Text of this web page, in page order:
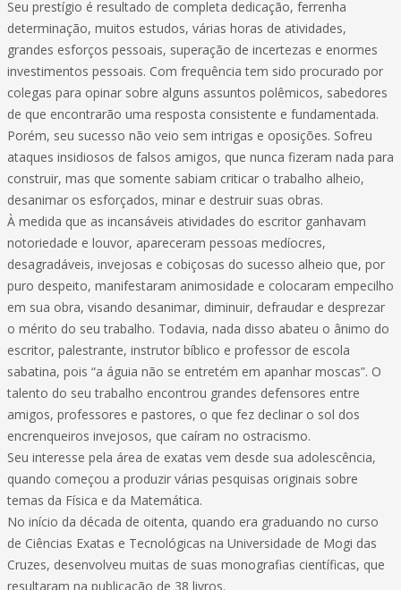
Seu prestígio é resultado de completa dedicação, ferrenha
determinação, muitos estudos, várias horas de atividades,
grandes esforços pessoais, superação de incertezas e enormes
investimentos pessoais. Com frequência tem sido procurado por
colegas para opinar sobre alguns assuntos polêmicos, sabedores
de que encontrarão uma resposta consistente e fundamentada.
Porém, seu sucesso não veio sem intrigas e oposições. Sofreu
ataques insidiosos de falsos amigos, que nunca fizeram nada para
construir, mas que somente sabiam criticar o trabalho alheio,
desanimar os esforçados, minar e destruir suas obras.
À medida que as incansáveis atividades do escritor ganhavam
notoriedade e louvor, apareceram pessoas medíocres,
desagradáveis, invejosas e cobiçosas do sucesso alheio que, por
puro despeito, manifestaram animosidade e colocaram empecilho
em sua obra, visando desanimar, diminuir, defraudar e desprezar
o mérito do seu trabalho. Todavia, nada disso abateu o ânimo do
escritor, palestrante, instrutor bíblico e professor de escola
sabatina, pois “a águia não se entretém em apanhar moscas”. O
talento do seu trabalho encontrou grandes defensores entre
amigos, professores e pastores, o que fez declinar o sol dos
encrenqueiros invejosos, que caíram no ostracismo.
Seu interesse pela área de exatas vem desde sua adolescência,
quando começou a produzir várias pesquisas originais sobre
temas da Física e da Matemática.
No início da década de oitenta, quando era graduando no curso
de Ciências Exatas e Tecnológicas na Universidade de Mogi das
Cruzes, desenvolveu muitas de suas monografias científicas, que
resultaram na publicação de 38 livros.